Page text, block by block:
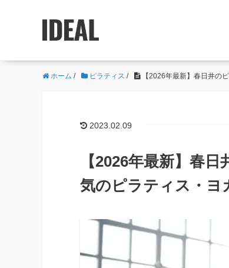
ホーム / ピラティス / 【2026年最新】春日井の
2023.02.09
【2026年最新】春
気のピラティス・ヨ